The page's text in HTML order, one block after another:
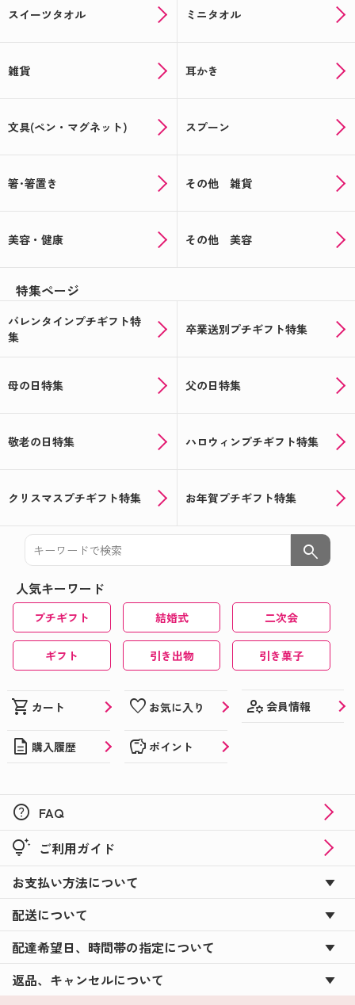
スイーツタオル ミニタオル
雑貨 耳かき
文具(ペン・マグネット) スプーン
箸･箸置き その他 雑貨
美容・健康 その他 美容
特集ページ
バレンタインプチギフト特
集
卒業送別プチギフト特集
母の日特集 父の日特集
敬老の日特集 ハロウィンプチギフト特集
クリスマスプチギフト特集 お年賀プチギフト特集
search
人気キーワード
プチギフト 結婚式 二次会
ギフト 引き出物 引き菓子
shopping_cart カート favorite お気に入り manage_accounts 会員情報
description 購入履歴 savings ポイント
help FAQ
tips_and_updates ご利用ガイド
お支払い方法について
配送について
配達希望日、時間帯の指定について
返品、キャンセルについて